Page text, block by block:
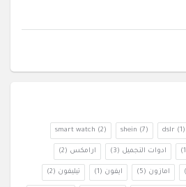
dslr (1)
shein (7)
smart watch (2)
ادوات التجميل (3) ارامكس (2)
امازون (5) ايفون (1) تيليفون (2)